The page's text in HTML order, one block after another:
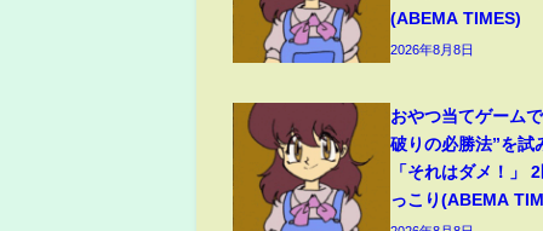
(ABEMA TIMES)
2026年8月8日
おやつ当てゲーム
破りの必勝法”を試
「それはダメ！」
っこり(ABEMA